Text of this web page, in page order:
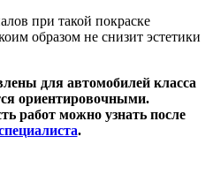
при такой покраске
образом не снизит эстетики
для автомобилей класса
ориентировочными.
работ можно узнать после
.